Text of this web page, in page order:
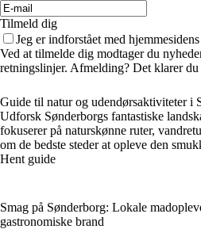
Tilmeld dig
Jeg er indforstået med
Ved at tilmelde dig modtager du
retningslinjer. Afmelding? Det klarer du
Guide til natur og udendørsaktiviteter i
Udforsk Sønderborgs fantastiske
fokuserer på naturskønne ruter,
om de bedste steder at opleve den
Hent guide
Smag på Sønderborg: Lokale
gastronomiske brand